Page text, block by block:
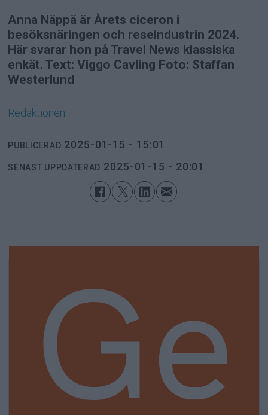
Anna Näppä är Årets ciceron i
besöksnäringen och reseindustrin 2024.
Här svarar hon på Travel News klassiska
enkät. Text: Viggo Cavling Foto: Staffan
Westerlund
Redaktionen
PUBLICERAD 2025-01-15 - 15:01
SENAST UPPDATERAD 2025-01-15 - 20:01
Ge